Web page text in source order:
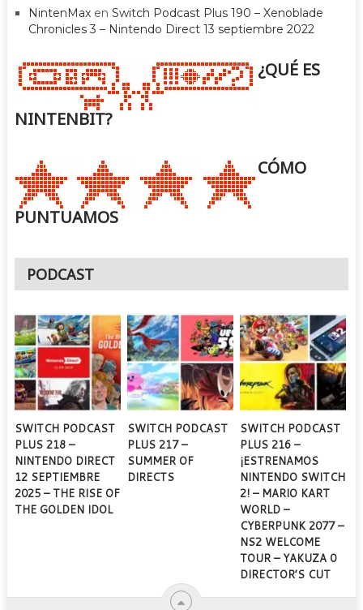
NintenMaxen Switch Podcast Plus 190 – Xenoblade
Chronicles 3 – Nintendo Direct 13 septiembre 2022
¿QUÉ ES
NINTENBIT?
CÓMO
PUNTUAMOS
PODCAST
SWITCH PODCAST
PLUS 218 –
NINTENDO DIRECT
12 SEPTIEMBRE
2025 – THE RISE OF
THE GOLDEN IDOL
SWITCH PODCAST
PLUS 217 –
SUMMER OF
DIRECTS
SWITCH PODCAST
PLUS 216 –
¡ESTRENAMOS
NINTENDO SWITCH
2! – MARIO KART
WORLD –
CYBERPUNK 2077 –
NS2 WELCOME
TOUR – YAKUZA 0
DIRECTOR’S CUT